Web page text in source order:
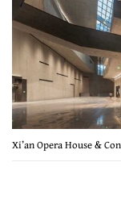
Xi’an Opera House &